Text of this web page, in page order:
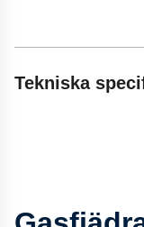
Tekniska
Fäll ut innehåll
Största